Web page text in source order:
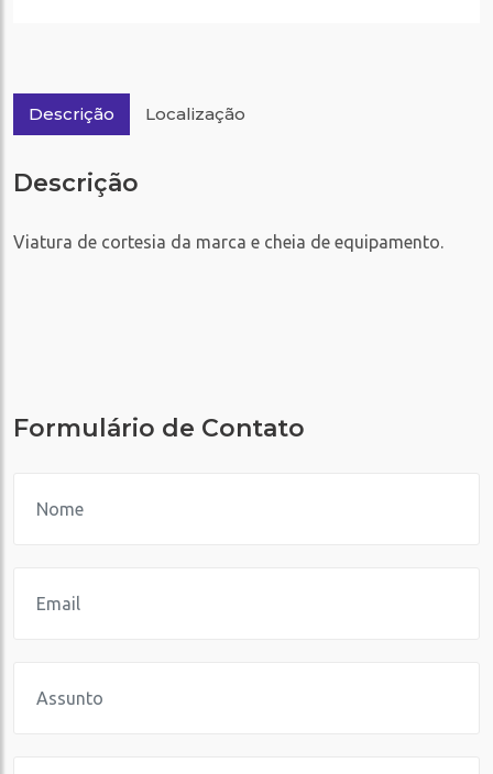
Descrição Localização
Descrição
Viatura de cortesia da marca e cheia de equipamento.
Formulário de Contato